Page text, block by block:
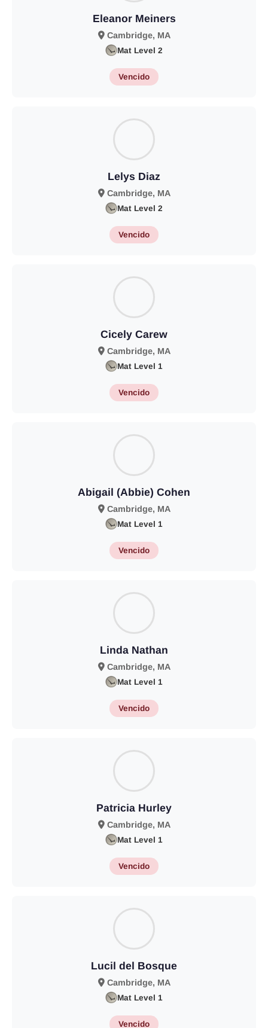
Eleanor Meiners
Cambridge, MA
Mat Level 2
Vencido
Lelys Diaz
Cambridge, MA
Mat Level 2
Vencido
Cicely Carew
Cambridge, MA
Mat Level 1
Vencido
Abigail (Abbie) Cohen
Cambridge, MA
Mat Level 1
Vencido
Linda Nathan
Cambridge, MA
Mat Level 1
Vencido
Patricia Hurley
Cambridge, MA
Mat Level 1
Vencido
Lucil del Bosque
Cambridge, MA
Mat Level 1
Vencido